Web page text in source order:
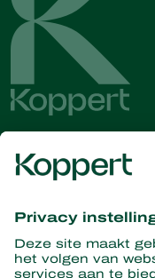
Ontvang
informatie